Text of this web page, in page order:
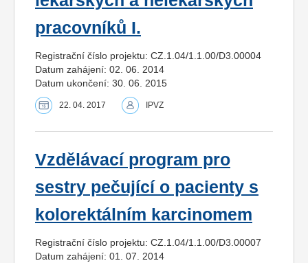
pracovníků I.
Registrační číslo projektu: CZ.1.04/1.1.00/D3.00004
Datum zahájení: 02. 06. 2014
Datum ukončení: 30. 06. 2015
22. 04. 2017 IPVZ
Vzdělávací program pro
sestry pečující o pacienty s
kolorektálním karcinomem
Registrační číslo projektu: CZ.1.04/1.1.00/D3.00007
Datum zahájení: 01. 07. 2014